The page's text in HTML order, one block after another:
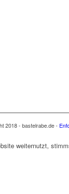
2018 - bastelrabe.de -
weiternutzt,